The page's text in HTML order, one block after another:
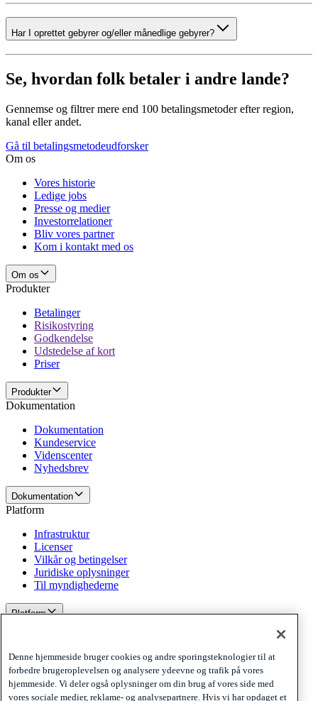
Har I oprettet gebyrer og/eller månedlige gebyrer?
Se, hvordan folk betaler i andre lande?
Gennemse og filtrer mere end 100 betalingsmetoder efter region,
kanal eller andet.
Gå til betalingsmetodeudforsker
Om os
Vores historie
Ledige jobs
Presse og medier
Investorrelationer
Bliv vores partner
Kom i kontakt med os
Om os
Produkter
Betalinger
Risikostyring
Godkendelse
Udstedelse af kort
Priser
Produkter
Dokumentation
Dokumentation
Kundeservice
Videnscenter
Nyhedsbrev
Dokumentation
Platform
Infrastruktur
Licenser
Vilkår og betingelser
Juridiske oplysninger
Til myndighederne
Platform
Privacy
Cookies
Disclaimer
Denne hjemmeside bruger cookies og andre sporingsteknologier til at
forbedre brugeroplevelsen og analysere ydeevne og trafik på vores
hjemmeside. Vi deler også oplysninger om din brug af vores side med
vores sociale medier, reklame- og analysepartnere. Hvis vi har opdaget et